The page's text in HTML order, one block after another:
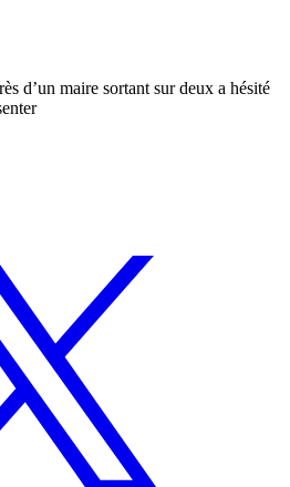
d’un maire sortant sur deux a hésité